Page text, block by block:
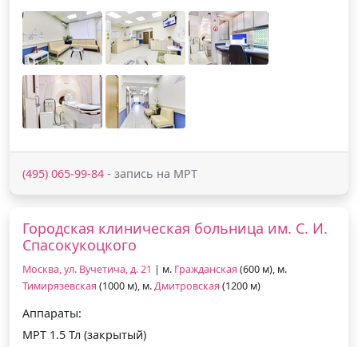
(495) 065-99-84 - запись на МРТ
Городская клиническая больница им. С. И.
Спасокукоцкого
Москва, ул. Вучетича, д. 21 | м. Гражданская (600 м), м.
Тимирязевская (1000 м), м.Дмитровская (1200 м)
Аппараты:
МРТ 1.5 Тл (закрытый)